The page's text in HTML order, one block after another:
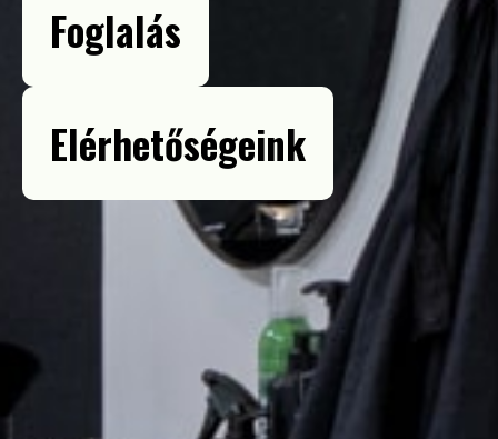
Foglalás
Elérhetőségeink